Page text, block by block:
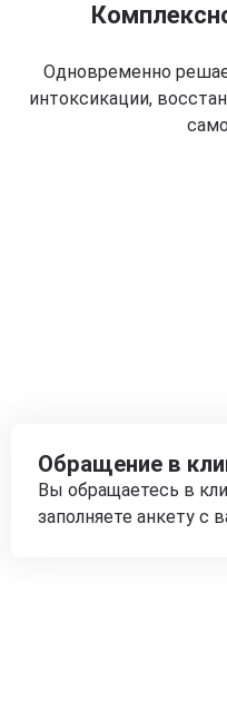
Одновременно
интоксикации,
Обращение в
Вы обращаетесь в
заполняете анкету с